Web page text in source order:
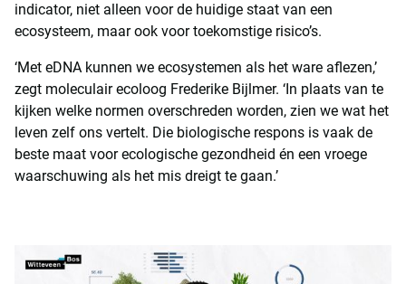
indicator, niet alleen voor de huidige staat van een
ecosysteem, maar ook voor toekomstige risico’s.
‘Met eDNA kunnen we ecosystemen als het ware aflezen,’
zegt moleculair ecoloog Frederike Bijlmer. ‘In plaats van te
kijken welke normen overschreden worden, zien we wat het
leven zelf ons vertelt. Die biologische respons is vaak de
beste maat voor ecologische gezondheid én een vroege
waarschuwing als het mis dreigt te gaan.’